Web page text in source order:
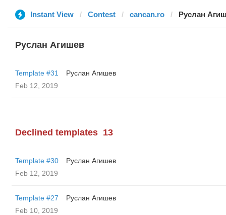
Instant View Contest cancan.ro Руслан
Руслан Агишев
Template #31
Руслан Агишев
Feb 12, 2019
Declined templates 13
Template #30
Руслан Агишев
Feb 12, 2019
Template #27
Руслан Агишев
Feb 10, 2019